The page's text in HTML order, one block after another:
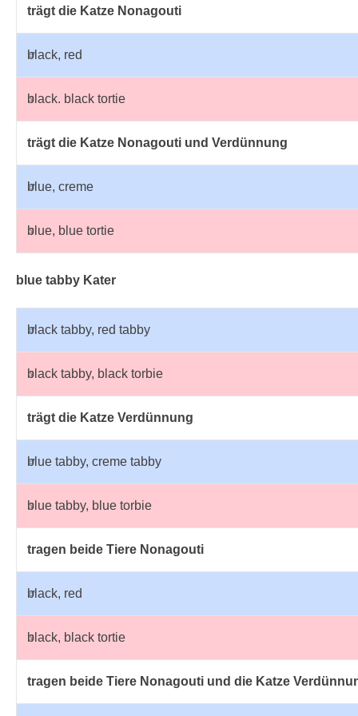
trägt die Katze Nonagouti
♂
black, red
♀
black. black tortie
trägt die Katze Nonagouti und Verdünnung
♂
blue, creme
♀
blue, blue tortie
blue tabby Kater
♂
black tabby, red tabby
♀
black tabby, black torbie
trägt die Katze Verdünnung
♂
blue tabby, creme tabby
♀
blue tabby, blue torbie
tragen beide Tiere Nonagouti
♂
black, red
♀
black, black tortie
tragen beide Tiere Nonagouti und die Katze